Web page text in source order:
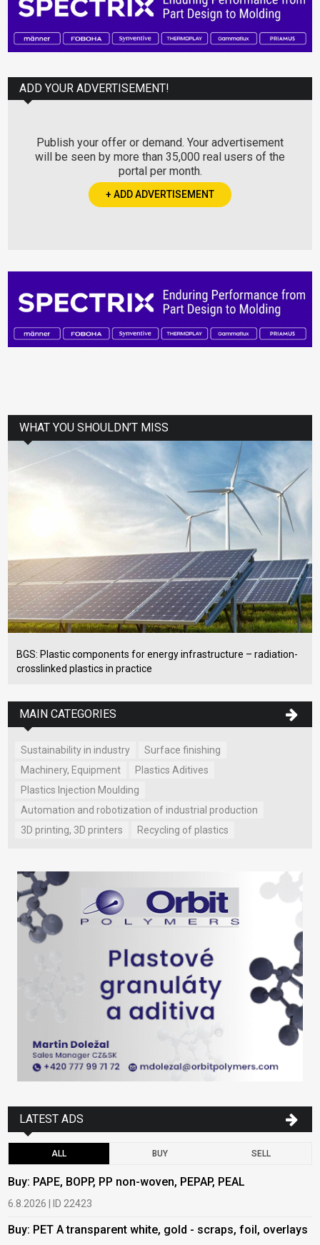
ADD YOUR ADVERTISEMENT!
Publish your offer or demand. Your advertisement
will be seen by more than 35,000 real users of the
portal per month.
+ ADD ADVERTISEMENT
WHAT YOU SHOULDN’T MISS
BGS: Plastic components for energy infrastructure – radiation-
crosslinked plastics in practice
MAIN CATEGORIES
Sustainability in industry
Surface finishing
Machinery, Equipment
Plastics Aditives
Plastics Injection Moulding
Automation and robotization of industrial production
3D printing, 3D printers
Recycling of plastics
LATEST ADS
ALL BUY SELL
Buy: PAPE, BOPP, PP non-woven, PEPAP, PEAL
6.8.2026 | ID 22423
Buy: PET A transparent white, gold - scraps, foil, overlays